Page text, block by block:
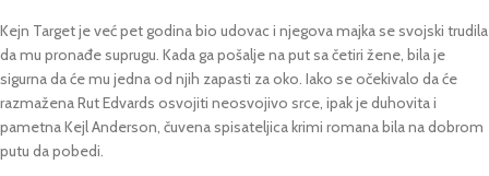
Kejn Target je već pet godina bio udovac i njegova majka se svojski trudila
da mu pronađe suprugu. Kada ga pošalje na put sa četiri žene, bila je
sigurna da će mu jedna od njih zapasti za oko. Iako se očekivalo da će
razmažena Rut Edvards osvojiti neosvojivo srce, ipak je duhovita i
pametna Kejl Anderson, čuvena spisateljica krimi romana bila na dobrom
putu da pobedi.